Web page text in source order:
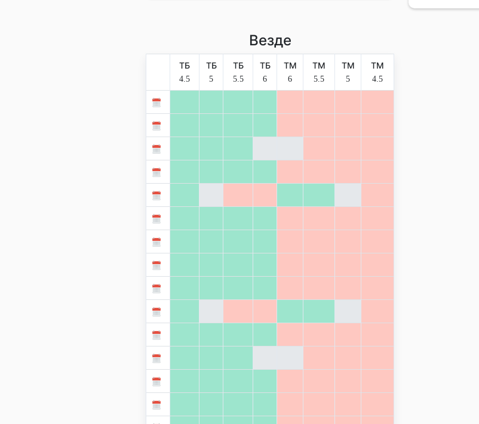
Везде
ТБ
4.5
ТБ
5
ТБ
5.5
ТБ
6
ТМ
6
ТМ
5.5
ТМ
5
ТМ
4.5